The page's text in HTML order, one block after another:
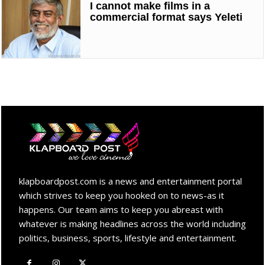
I cannot make films in a
commercial format says Yeleti
klapboardpost.com is a news and entertainment portal
which strives to keep you hooked on to news-as it
happens. Our team aims to keep you abreast with
whatever is making headlines across the world including
politics, business, sports, lifestyle and entertainment.